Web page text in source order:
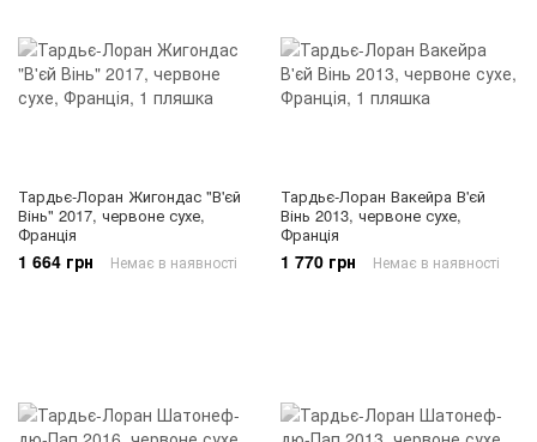
Тардьє-Лоран Жигондас "В'єй
Вінь" 2017, червоне сухе,
Франція
1 664 грн Немає в наявності
Тардьє-Лоран Вакейра В'єй
Вінь 2013, червоне сухе,
Франція
1 770 грн Немає в наявності